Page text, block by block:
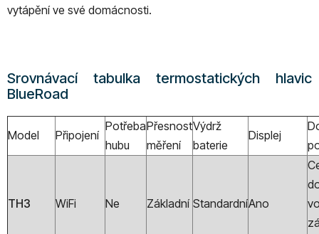
vytápění ve své domácnosti.
Srovnávací tabulka termostatických hlavic
BlueRoad
Model Připojení
Potřeba
hubu
Přesnost
měření
Výdrž
baterie
Displej
TH3 WiFi Ne Základní StandardníAno